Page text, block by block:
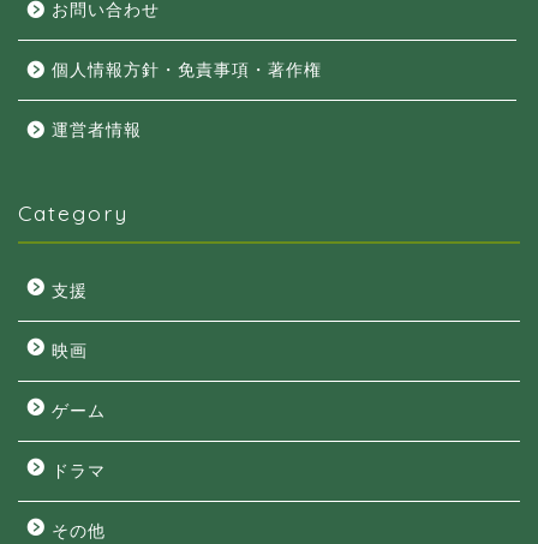
お問い合わせ
個人情報方針・免責事項・著作権
運営者情報
Category
支援
映画
ゲーム
ドラマ
その他